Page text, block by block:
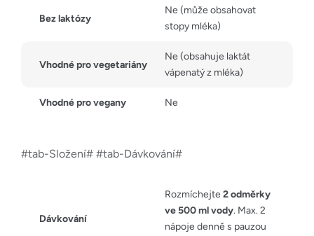
Bez laktózy
Ne (může obsahovat
stopy mléka)
Vhodné pro vegetariány
Ne (obsahuje laktát
vápenatý z mléka)
Vhodné pro vegany Ne
#tab-Složení# #tab-Dávkování#
Dávkování
Rozmíchejte 2 odměrky
ve 500 ml vody. Max. 2
nápoje denně s pauzou